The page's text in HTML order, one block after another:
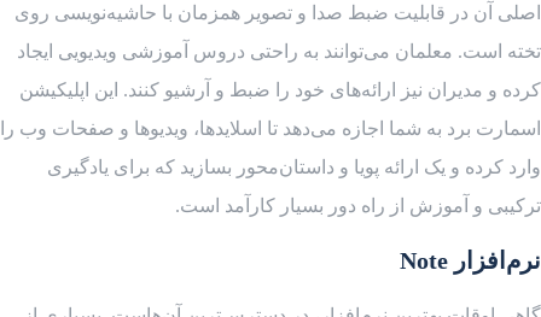
اصلی آن در قابلیت ضبط صدا و تصویر همزمان با حاشیه‌نویسی روی
تخته است. معلمان می‌توانند به راحتی دروس آموزشی ویدیویی ایجاد
کرده و مدیران نیز ارائه‌های خود را ضبط و آرشیو کنند. این اپلیکیشن
اسمارت برد به شما اجازه می‌دهد تا اسلایدها، ویدیوها و صفحات وب را
وارد کرده و یک ارائه پویا و داستان‌محور بسازید که برای یادگیری
ترکیبی و آموزش از راه دور بسیار کارآمد است.
نرم‌افزار Note